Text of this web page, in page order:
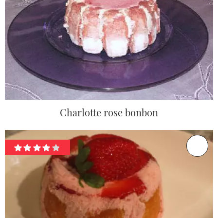
Charlotte rose bonbon